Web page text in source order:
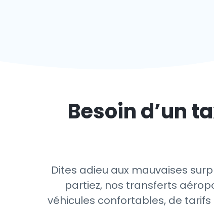
Besoin d’un
Dites adieu aux mauvaises
partiez, nos transferts
véhicules confortables, de